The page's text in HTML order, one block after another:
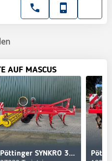
AUF MASCUS
Pöttinger SYNKRO 3003